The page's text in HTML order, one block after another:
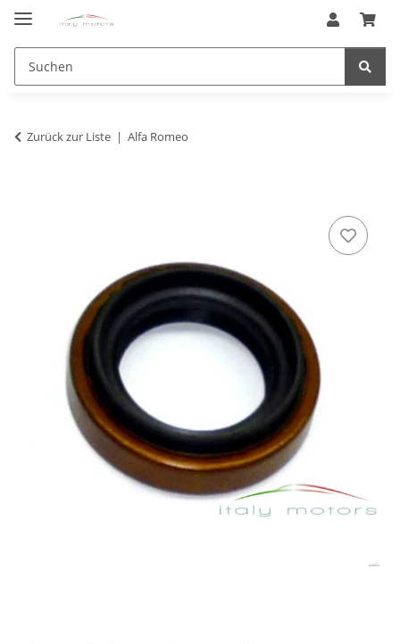
Zurück zur Liste Alfa Romeo